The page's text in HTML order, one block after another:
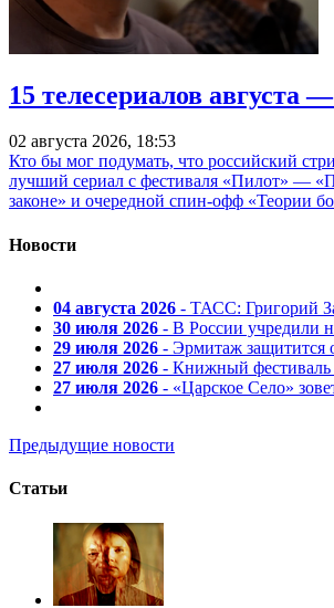
15 телесериалов
02 августа 2026, 18:53
Кто бы мог подумать, что российский
лучший сериал с фестиваля «Пилот» —
законе» и очередной спин-офф «Теории
Новости
04 августа 2026 - ТАСС: Григорий
30 июля 2026 - В России учредили
29 июля 2026 - Эрмитаж защитится
27 июля 2026 - Книжный фестиваль
27 июля 2026 - «Царское Село»
Предыдущие новости
Статьи